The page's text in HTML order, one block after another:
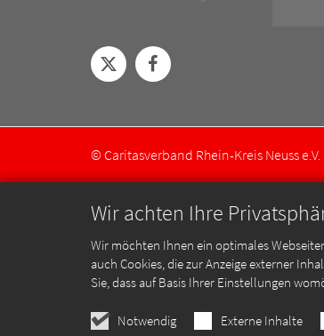
Wir achten Ihre
Wir möchten Ihnen ein optimales
auch Cookies, die zur Anzeige externer
Sie, dass auf Basis Ihrer Einstellungen
Notwendig Externe Inhalte
© Caritasverband Rhein-Kreis Neuss e.V.